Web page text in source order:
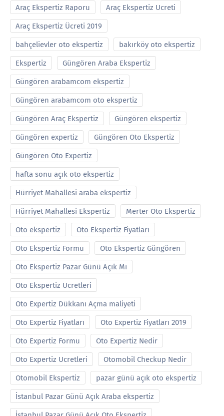
Araç Ekspertiz Raporu Araç Ekspertiz Ucreti
Araç Ekspertiz Ücreti 2019
bahçelievler oto ekspertiz bakırköy oto ekspertiz
Ekspertiz Güngören Araba Ekspertiz
Güngören arabamcom ekspertiz
Güngören arabamcom oto ekspertiz
Güngören Araç Ekspertiz Güngören ekspertiz
Güngören expertiz Güngören Oto Ekspertiz
Güngören Oto Expertiz
hafta sonu açık oto ekspertiz
Hürriyet Mahallesi araba ekspertiz
Hürriyet Mahallesi Ekspertiz Merter Oto Ekspertiz
Oto ekspertiz Oto Ekspertiz Fiyatları
Oto Ekspertiz Formu Oto Ekspertiz Güngören
Oto Ekspertiz Pazar Günü Açık Mı
Oto Ekspertiz Ucretleri
Oto Expertiz Dükkanı Açma maliyeti
Oto Expertiz Fiyatları Oto Expertiz Fiyatları 2019
Oto Expertiz Formu Oto Expertiz Nedir
Oto Expertiz Ucretleri Otomobil Checkup Nedir
Otomobil Ekspertiz pazar günü açık oto ekspertiz
İstanbul Pazar Günü Açık Araba ekspertiz